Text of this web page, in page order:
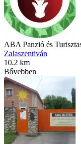
ABA Panzió és
Zalaszentiván
10.2 km
Bővebben